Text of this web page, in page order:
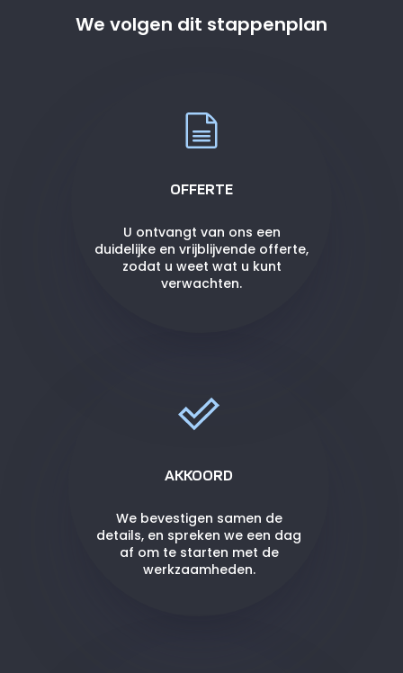
We volgen dit stappenplan
OFFERTE
U ontvangt van ons een
duidelijke en vrijblijvende offerte,
zodat u weet wat u kunt
verwachten.
AKKOORD
We bevestigen samen de
details, en spreken we een dag
af om te starten met de
werkzaamheden.